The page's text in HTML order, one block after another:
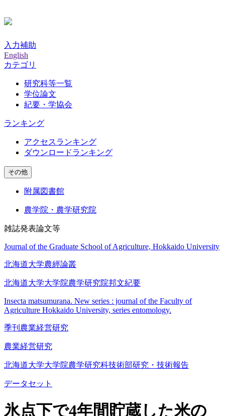
入力補助
English
カテゴリ
研究科等一覧
学位論文
紀要・学協会
ランキング
アクセスランキング
ダウンロードランキング
その他
附属図書館
農学院・農学研究院
雑誌発表論文等
Journal of the Graduate School of Agriculture, Hokkaido University
北海道大学農經論叢
北海道大学大学院農学研究院邦文紀要
Insecta matsumurana. New series : journal of the Faculty of
Agriculture Hokkaido University, series entomology.
季刊農業経営研究
農業経営研究
北海道大学大学院農学研究科技術部研究・技術報告
データセット
氷点下で4年間貯蔵した米の